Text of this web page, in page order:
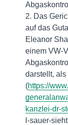
2. Das
auf das
Eleanor
einem VW-
darstellt,
(https://
kanzlei-dr-
l-sauer-